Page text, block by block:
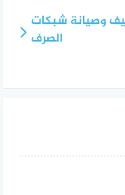
وصيانة شبكات
الصرف